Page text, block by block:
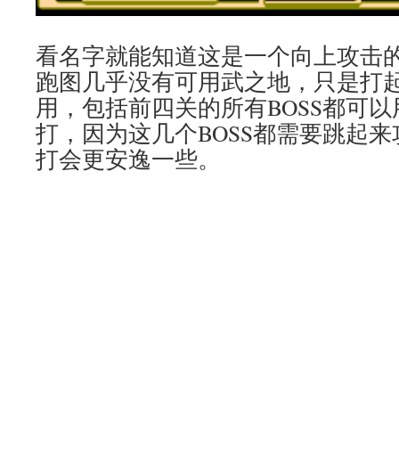
看名字就能知道这是一个向上攻击
跑图几乎没有可用武之地，只是打
用，包括前四关的所有BOSS都可
打，因为这几个BOSS都需要跳起
打会更安逸一些。